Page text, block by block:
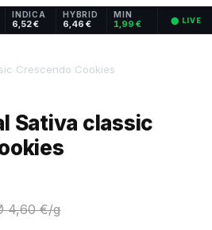
INDICA
6,52 €
HYBRID
6,46 €
MIN
1,99 € ⬤ LIVE
Crescendo Cookies
Sativa classic
4,60 €/g